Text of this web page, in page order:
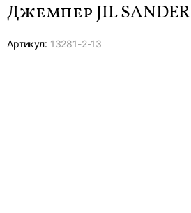
Джемпер JIL SANDER
Артикул: 13281-2-13